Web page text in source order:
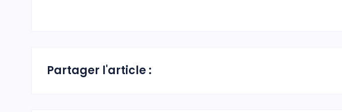
Partager l'article :